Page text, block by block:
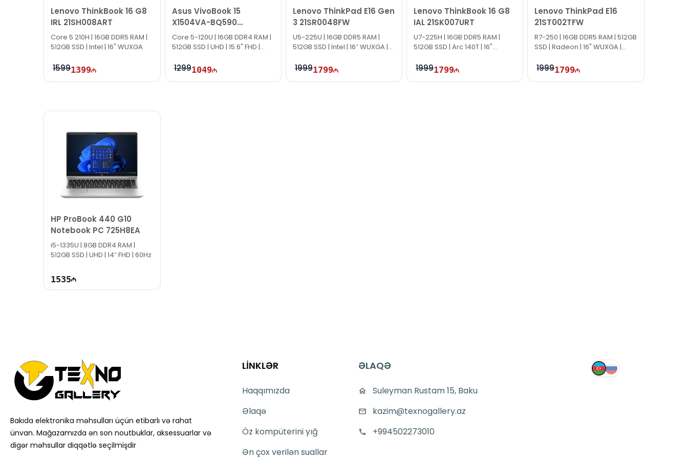
Lenovo ThinkBook 16 G8
IRL 21SH008ART
Core 5 210H | 16GB DDR5 RAM |
512GB SSD | Intel | 16" WUXGA
15991399
Asus VivoBook 15
X1504VA-BQ590
90NB13Y1-M00X70
Core 5-120U | 16GB DDR4 RAM |
512GB SSD | UHD | 15.6" FHD |
12991049
Lenovo ThinkPad E16 Gen
3 21SR0048FW
U5-225U | 16GB DDR5 RAM |
512GB SSD | Intel | 16″ WUXGA |
19991799
Lenovo ThinkBook 16 G8
IAL 21SK007URT
U7-225H | 16GB DDR5 RAM |
512GB SSD | Arc 140T | 16"
19991799
Lenovo ThinkPad E16
21ST002TFW
R7-250 | 16GB DDR5 RAM | 512GB
SSD | Radeon | 16" WUXGA |
19991799
HP ProBook 440 G10
Notebook PC 725H8EA
i5-1335U | 8GB DDR4 RAM |
512GB SSD | UHD | 14″ FHD | 60Hz
1535
Bakıda elektronika məhsulları üçün etibarlı və rahat
ünvan. Mağazamızda ən son noutbuklar, aksessuarlar və
digər məhsullar diqqətlə seçilmişdir
LİNKLƏR
Haqqımızda
Əlaqə
Öz kompüterini yığ
Ən çox verilən suallar
ƏLAQƏ
Suleyman Rustam 15, Baku
kazim@texnogallery.az
+994502273010